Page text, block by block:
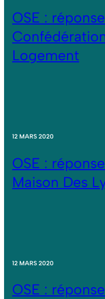
OSE :
Logement
12 MARS 2020
OSE :
Maison Des
12 MARS 2020
OSE :